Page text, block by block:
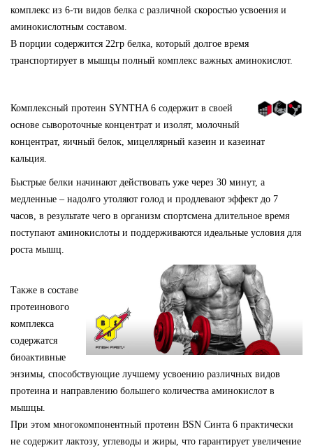
комплекс из 6-ти видов белка с различной скоростью усвоения и
аминокислотным составом.
В порции содержится 22гр белка, который долгое время
транспортирует в мышцы полный комплекс важных аминокислот.
Комплексный протеин SYNTHA 6 содержит в своей
основе сывороточные концентрат и изолят, молочный
концентрат, яичный белок, мицеллярный казеин и казеинат
кальция.
Быстрые белки начинают действовать уже через 30 минут, а
медленные – надолго утоляют голод и продлевают эффект до 7
часов, в результате чего в организм спортсмена длительное время
поступают аминокислоты и поддерживаются идеальные условия для
роста мышц.
Также в составе
протеинового
комплекса
содержатся
биоактивные
энзимы, способствующие лучшему усвоению различных видов
протеина и направлению большего количества аминокислот в
мышцы.
При этом многокомпонентный протеин BSN Синта 6 практически
не содержит лактозу, углеводы и жиры, что гарантирует увеличение